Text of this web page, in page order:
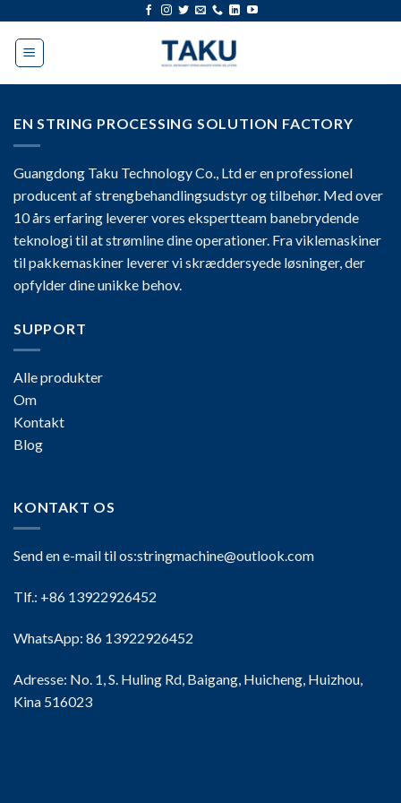
indhold
EN STRING PROCESSING SOLUTION FACTORY
Guangdong Taku Technology Co., Ltd er en professionel
producent af strengbehandlingsudstyr og tilbehør. Med over
10 års erfaring leverer vores ekspertteam banebrydende
teknologi til at strømline dine operationer. Fra viklemaskiner
til pakkemaskiner leverer vi skræddersyede løsninger, der
opfylder dine unikke behov.
SUPPORT
Alle produkter
Om
Kontakt
Blog
KONTAKT OS
Send en e-mail til os:stringmachine@outlook.com
Tlf.: +86 13922926452
WhatsApp: 86 13922926452
Adresse: No. 1, S. Huling Rd, Baigang, Huicheng, Huizhou,
Kina 516023